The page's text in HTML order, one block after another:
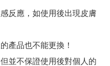
反應，如使用後出現皮膚
產品也不能更換！
並不保證使用後對個人的